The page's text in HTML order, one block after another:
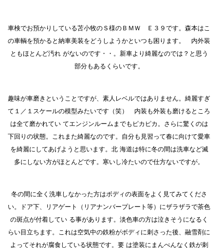
車検でお預かりしている苫小牧のＳ様のＢＭＷ Ｅ３９です。森本はこ
の車輌を預かると納車美装をどうしようかといつも困ります。 内外装
ともほとんど汚れ がないのです・・。新車より綺麗なのでは？と思う
部分もあるくらいです。
趣味が車磨きということですが、素人レベルではありません。綺麗すぎ
て１／１スケールの模型みたいです（笑） 内装も外装も磨けるところ
は全て磨かれてい てエンジンルームまでもピカピカ。さらに驚くのは
下回りの状態。これまた綺麗なのです。自分も見習って春に向けて愛車
を綺麗にしてあげようと思います。北 海道は特に冬の間は洗車など滅
多にしない方がほとんどです。寒いし冷たいので仕方ないですが。
冬の間に全く洗車しなかった方はボディの表面をよく見てみてくださ
い。ドア下、リアゲート（リアナンバープレート等）にザラザラで茶色
の斑点が付着してい る事があります。淡色車の方は泣きそうになるく
らい目立ちます。これは空気中の鉄粉がボディに刺さった後、融雪剤に
よってそれが腐食している状態です。要 は塗装にまんべんなく鉄が刺